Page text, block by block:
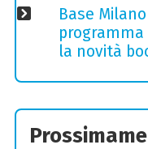
Base
la novità